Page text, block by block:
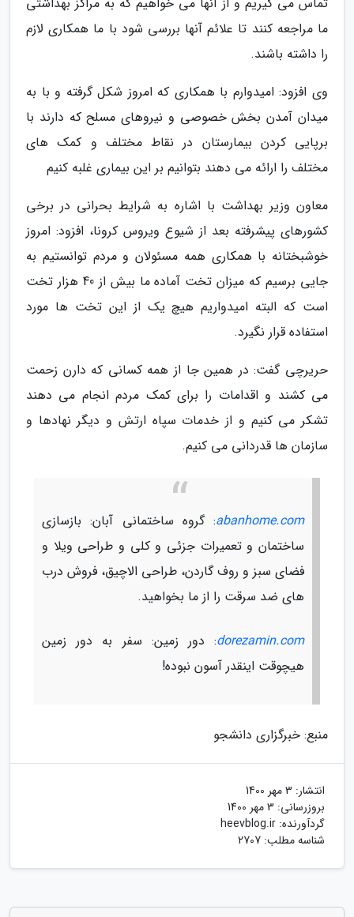
ما مراجعه کنند تا علائم آنها بررسی شود با ما همکاری لازم
را داشته باشند.
وی افزود: امیدوارم با همکاری که امروز شکل گرفته و با به
میدان آمدن بخش خصوصی و نیروهای مسلح که دارند با
برپایی کردن بیمارستان در نقاط مختلف و کمک های
مختلف را ارائه می دهند بتوانیم بر این بیماری غلبه کنیم
معاون وزیر بهداشت با اشاره به شرایط بحرانی در برخی
کشورهای پیشرفته بعد از شیوع ویروس کرونا، افزود: امروز
خوشبختانه با همکاری همه مسئولان و مردم توانستیم به
جایی برسیم که میزان تخت آماده ما بیش از 40 هزار تخت
است که البته امیدواریم هیچ یک از این تخت ها مورد
استفاده قرار نگیرد.
حریرچی گفت: در همین جا از همه کسانی که دارن زحمت
می کشند و اقدامات را برای کمک مردم انجام می دهند
تشکر می کنیم و از خدمات سپاه ارتش و دیگر نهادها و
سازمان ها قدردانی می کنیم.
abanhome.com: گروه ساختمانی آبان: بازسازی
ساختمان و تعمیرات جزئی و کلی و طراحی ویلا و
فضای سبز و روف گاردن، طراحی الاچیق، فروش درب
های ضد سرقت را از ما بخواهید.
dorezamin.com: دور زمین: سفر به دور زمین
هیچوقت اینقدر آسون نبوده!
منبع: خبرگزاری دانشجو
انتشار: 3 مهر 1400
بروزرسانی: 3 مهر 1400
گردآورنده: heevblog.ir
شناسه مطلب: 2707